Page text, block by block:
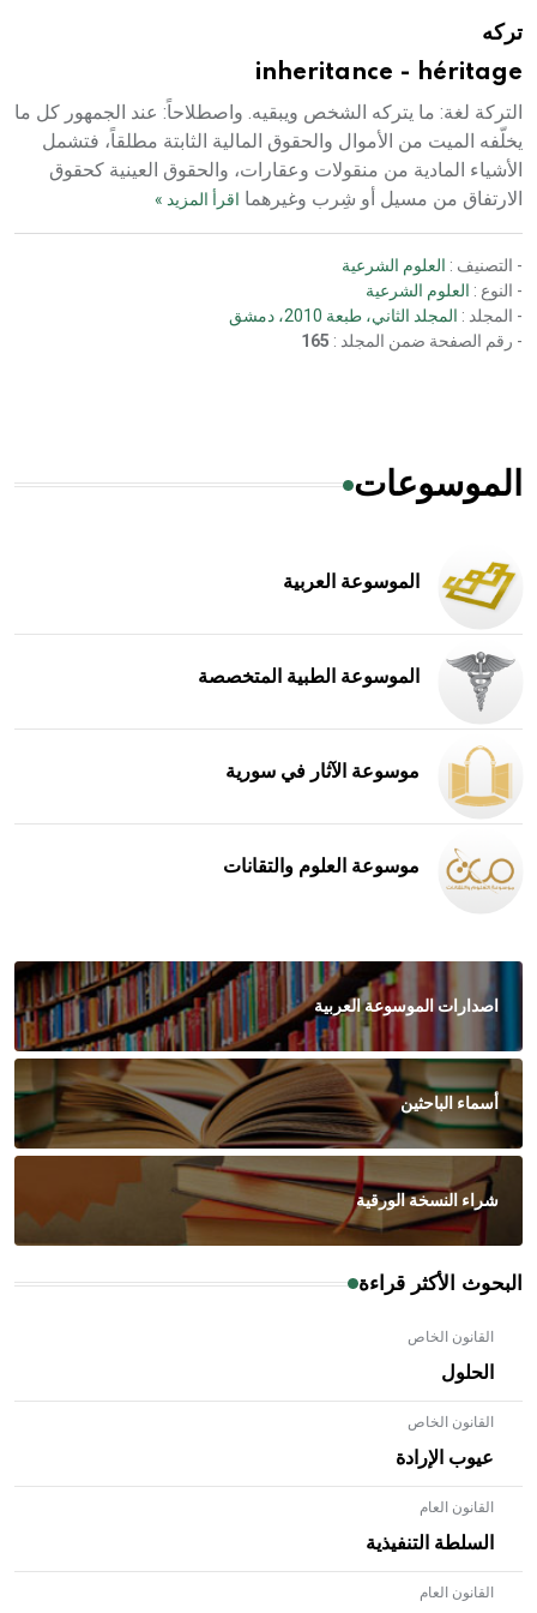
تركه
inheritance - héritage
التركة لغة: ما يتركه الشخص ويبقيه. واصطلاحاً: عند الجمهور كل ما
يخلّفه الميت من الأموال والحقوق المالية الثابتة مطلقاً، فتشمل
الأشياء المادية من منقولات وعقارات، والحقوق العينية كحقوق
الارتفاق من مسيل أو شِرب وغيرهما اقرأ المزيد »
- التصنيف : العلوم الشرعية
- النوع : العلوم الشرعية
- المجلد : المجلد الثاني، طبعة 2010، دمشق
- رقم الصفحة ضمن المجلد : 165
الموسوعات
الموسوعة العربية
الموسوعة الطبية المتخصصة
موسوعة الآثار في سورية
موسوعة العلوم والتقانات
اصدارات الموسوعة العربية
أسماء الباحثين
شراء النسخة الورقية
البحوث الأكثر قراءة
القانون الخاص
الحلول
القانون الخاص
عيوب الإرادة
القانون العام
السلطة التنفيذية
القانون العام
- هل تعلم أن الأبلق نوع من الفنون الهندسية التي ارتبطت